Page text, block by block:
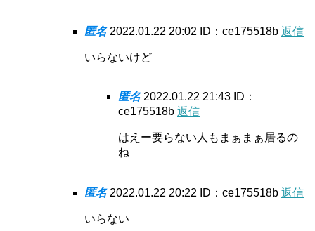
匿名 2022.01.22 20:02 ID：ce175518b 返信
いらないけど
匿名 2022.01.22 21:43 ID：
ce175518b 返信
はえー要らない人もまぁまぁ居るの
ね
匿名 2022.01.22 20:22 ID：ce175518b 返信
いらない